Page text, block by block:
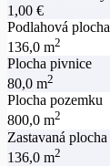
1,00 €
Podlahová plocha
136,0 m2
Plocha pivnice
80,0 m2
Plocha pozemku
800,0 m2
Zastavaná plocha
136,0 m2